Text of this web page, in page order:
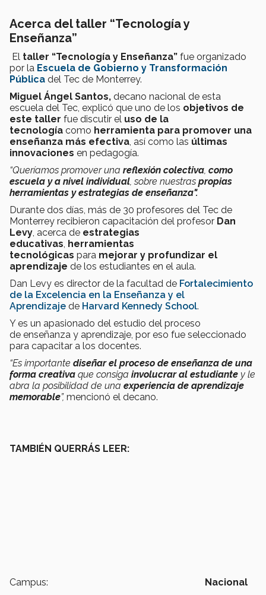
Acerca del taller “Tecnología y
Enseñanza”
El taller “Tecnología y Enseñanza” fue organizado
por la Escuela de Gobierno y Transformación
Pública del Tec de Monterrey.
Miguel Ángel Santos, decano nacional de esta
escuela del Tec, explicó que uno de los objetivos de
este taller fue discutir el uso de la
tecnología como herramienta para promover una
enseñanza más efectiva, así como las últimas
innovaciones en pedagogía.
“Queríamos promover una reflexión colectiva, como
escuela y a nivel individual, sobre nuestras propias
herramientas y estrategias de enseñanza".
Durante dos días, más de 30 profesores del Tec de
Monterrey recibieron capacitación del profesor Dan
Levy, acerca de estrategias
educativas, herramientas
tecnológicas para mejorar y profundizar el
aprendizaje de los estudiantes en el aula.
Dan Levy es director de la facultad de Fortalecimiento
de la Excelencia en la Enseñanza y el
Aprendizaje de Harvard Kennedy School.
Y es un apasionado del estudio del proceso
de enseñanza y aprendizaje, por eso fue seleccionado
para capacitar a los docentes.
“Es importante diseñar el proceso de enseñanza de una
forma creativa que consiga involucrar al estudiante y le
abra la posibilidad de una experiencia de aprendizaje
memorable”, mencionó el decano.
TAMBIÉN QUERRÁS LEER:
Campus: Nacional